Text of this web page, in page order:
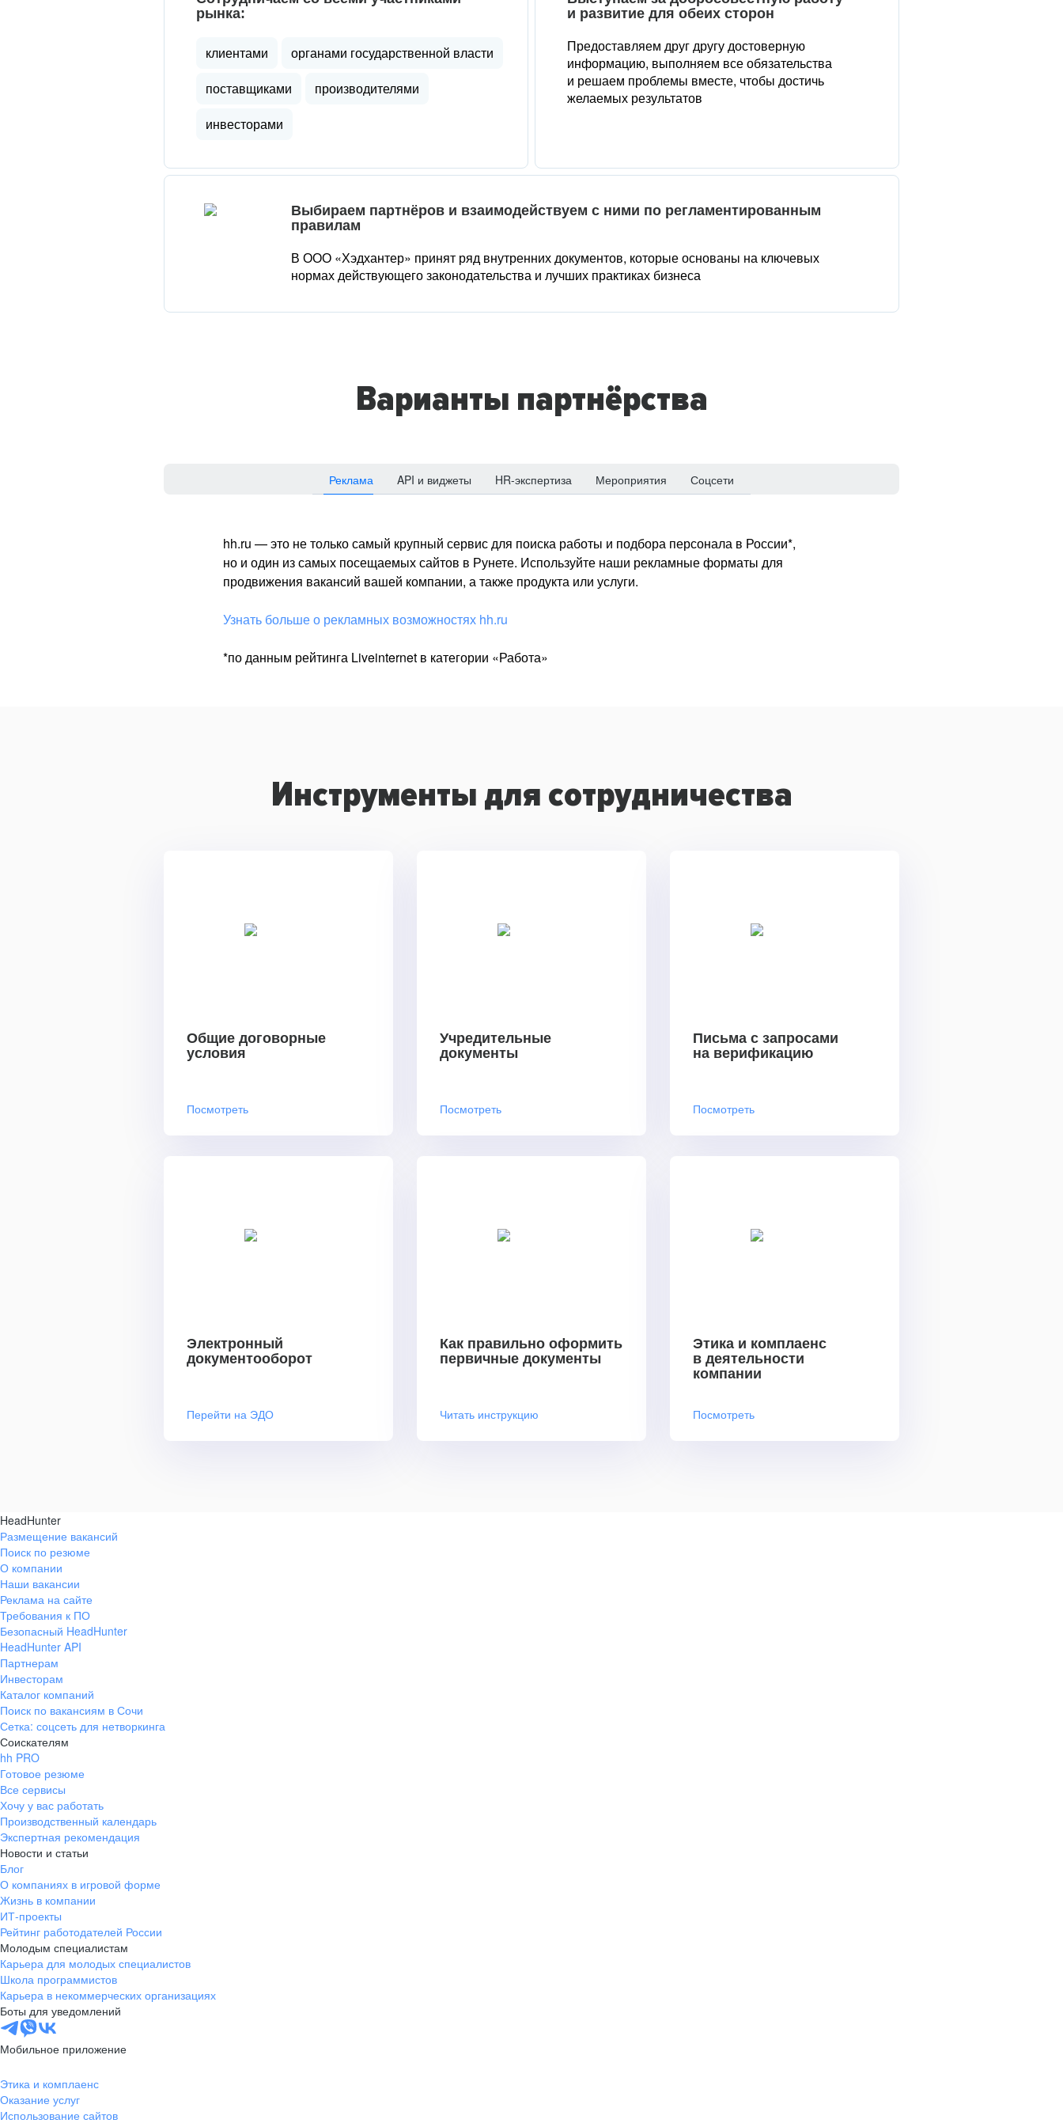
рынка:
клиентами
органами государственной власти
поставщиками
производителями
инвесторами
и развитие для обеих сторон
Предоставляем друг другу достоверную
информацию, выполняем все обязательства
и решаем проблемы вместе, чтобы достичь
желаемых результатов
Выбираем партнёров и взаимодействуем с ними по регламентированным
правилам
В ООО «Хэдхантер» принят ряд внутренних документов, которые основаны на ключевых
нормах действующего законодательства и лучших практиках бизнеса
Варианты партнёрства
Реклама API и виджеты HR-экспертиза Мероприятия Соцсети
hh.ru — это не только самый крупный сервис для поиска работы и подбора персонала в России*,
но и один из самых посещаемых сайтов в Рунете. Используйте наши рекламные форматы для
продвижения вакансий вашей компании, а также продукта или услуги.
Узнать больше о рекламных возможностях hh.ru
*по данным рейтинга Liveinternet в категории «Работа»
Инструменты для сотрудничества
Общие договорные
условия
Посмотреть
Учредительные
документы
Посмотреть
Письма с запросами
на верификацию
Посмотреть
Электронный
документооборот
Перейти на ЭДО
Как правильно оформить
первичные документы
Читать инструкцию
Этика и комплаенс
в деятельности
компании
Посмотреть
HeadHunter
Размещение вакансий
Поиск по резюме
О компании
Наши вакансии
Реклама на сайте
Требования к ПО
Безопасный HeadHunter
HeadHunter API
Партнерам
Инвесторам
Каталог компаний
Поиск по вакансиям в Сочи
Сетка: соцсеть для нетворкинга
Соискателям
hh PRO
Готовое резюме
Все сервисы
Хочу у вас работать
Производственный календарь
Экспертная рекомендация
Новости и статьи
Блог
О компаниях в игровой форме
Жизнь в компании
ИТ-проекты
Рейтинг работодателей России
Молодым специалистам
Карьера для молодых специалистов
Школа программистов
Карьера в некоммерческих организациях
Боты для уведомлений
Мобильное приложение
Этика и комплаенс
Оказание услуг
Использование сайтов